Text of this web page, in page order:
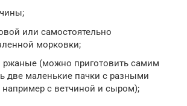
или самостоятельно
морковки;
ржаные (можно приготовить самим
две маленькие пачки с разными
например с ветчиной и сыром);